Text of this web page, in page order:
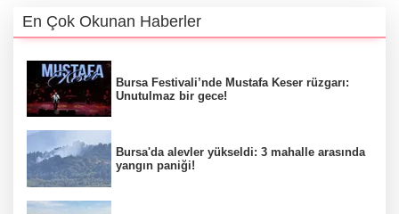
En Çok Okunan Haberler
Bursa Festivali’nde Mustafa Keser rüzgarı:
Unutulmaz bir gece!
Bursa'da alevler yükseldi: 3 mahalle arasında
yangın paniği!